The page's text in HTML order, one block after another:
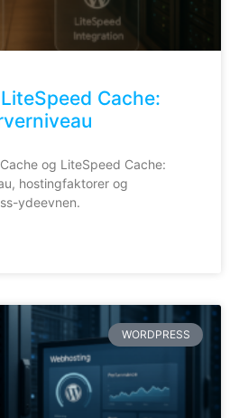
Cache:
og LiteSpeed Cache:
hostingfaktorer og
ydeevnen.
WORDPRESS